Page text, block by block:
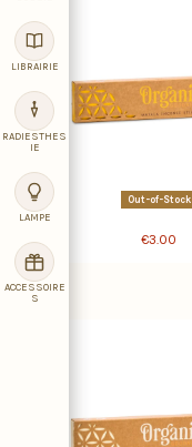
LIBRAIRIE
RADIESTHES
IE
LAMPE
ACCESSOIRE
S
Out-of-Stock
€3.00